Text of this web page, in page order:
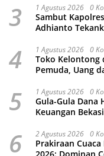
3 1 Agustus 2026 0
Sambut
Adhianto
4 1 Agustus 2026 0
Toko Kelontong
Pemuda, Uang
5 1 Agustus 2026 0
Gula-Gula Dana
Keuangan Bekasi
6 2 Agustus 2026 0
Prakiraan